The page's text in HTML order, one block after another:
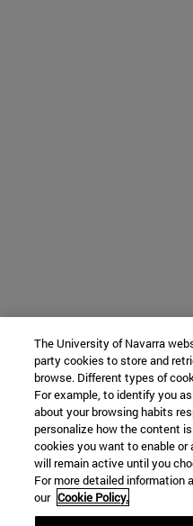
The University of Navarra
party cookies to store and
browse. Different types of
For example, to identify you
about your browsing habits
personalize how the content
cookies you want to enable
will remain active until you
For more detailed information
our Cookie Policy.